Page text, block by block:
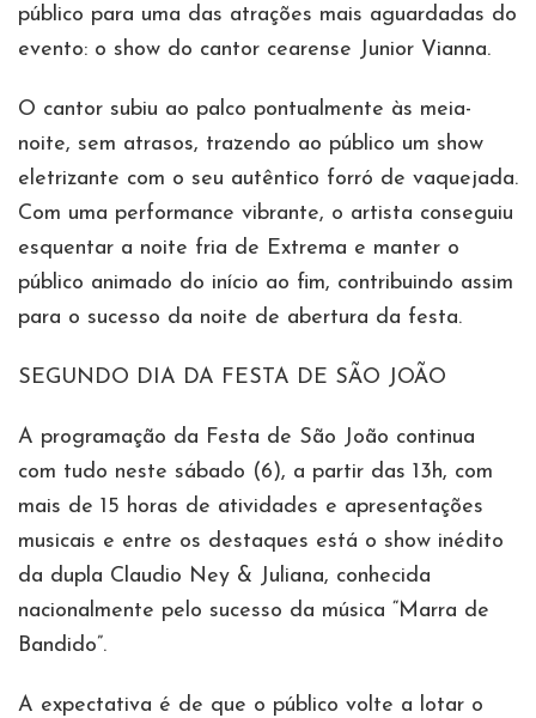
público para uma das atrações mais aguardadas do
evento: o show do cantor cearense Junior Vianna.
O cantor subiu ao palco pontualmente às meia-
noite, sem atrasos, trazendo ao público um show
eletrizante com o seu autêntico forró de vaquejada.
Com uma performance vibrante, o artista conseguiu
esquentar a noite fria de Extrema e manter o
público animado do início ao fim, contribuindo assim
para o sucesso da noite de abertura da festa.
SEGUNDO DIA DA FESTA DE SÃO JOÃO
A programação da Festa de São João continua
com tudo neste sábado (6), a partir das 13h, com
mais de 15 horas de atividades e apresentações
musicais e entre os destaques está o show inédito
da dupla Claudio Ney & Juliana, conhecida
nacionalmente pelo sucesso da música “Marra de
Bandido”.
A expectativa é de que o público volte a lotar o